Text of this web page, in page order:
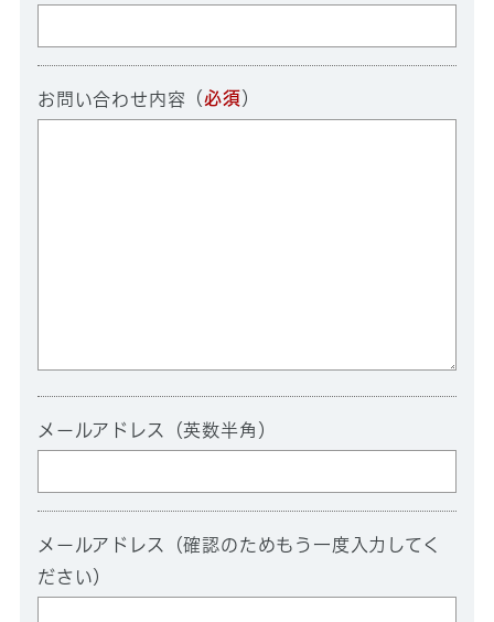
お問い合わせ内容 （必須 ）
メールアドレス（英数半角）
メールアドレス（確認のためもう一度入力してく
ださい）